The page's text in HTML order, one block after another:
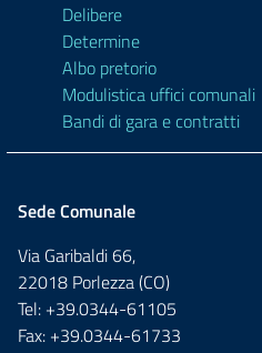
Delibere
Determine
Albo pretorio
Modulistica uffici comunali
Bandi di gara e contratti
Sede Comunale
Via Garibaldi 66,
22018 Porlezza (CO)
Tel: +39.0344-61105
Fax: +39.0344-61733